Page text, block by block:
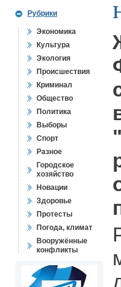
Рубрики
Экономика
Культура
Экология
Происшествия
Криминал
Общество
Политика
Выборы
Спорт
Разное
Городское
хозяйство
Новации
Здоровье
Протесты
Погода, климат
Вооружённые
конфликты